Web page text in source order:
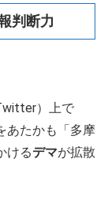
判断力
）上で
あたかも「多摩
けるデマが拡散